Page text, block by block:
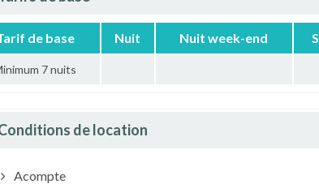
de base Nuit Nuit week-end
7 nuits
de location
Acompte